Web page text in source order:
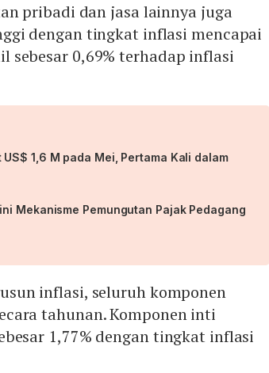
pribadi dan jasa lainnya juga
dengan tingkat inflasi mencapai
sebesar 0,69% terhadap inflasi
1,6 M pada Mei, Pertama Kali dalam
Mekanisme Pemungutan Pajak Pedagang
inflasi, seluruh komponen
tahunan. Komponen inti
1,77% dengan tingkat inflasi